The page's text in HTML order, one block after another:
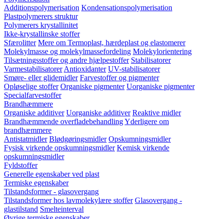
Additionspolymerisation Kondensationspolymerisation
Plastpolymerers struktur
Polymerers krystallinitet
Ikke-krystallinske stoffer
Sfærolitter Mere om Termoplast, hærdeplast og elastomerer
Molekylmasse og molekylmassefordeling Molekylorientering
Tilsætningsstoffer og andre hjælpestoffer Stabilisatorer
Varmestabilisatorer Antioxidanter UV-stabilisatorer
Smøre- eller glidemidler Farvestoffer og pigmenter
Opløselige stoffer Organiske pigmenter Uorganiske pigmenter
Specialfarvestoffer
Brandhæmmere
Organiske additiver Uorganiske additiver Reaktive midler
Brandhæmmende overfladebehandlingYderligere om
brandhæmmere
Antistatmidler Blødgøringsmidler Opskumningsmidler
Fysisk virkende opskumningsmidler Kemisk virkende
opskumningsmidler
Fyldstoffer
Generelle egenskaber ved plast
Termiske egenskaber
Tilstandsformer - glasovergang
Tilstandsformer hos lavmolekylære stoffer Glasovergang -
glastilstand Smelteinterval